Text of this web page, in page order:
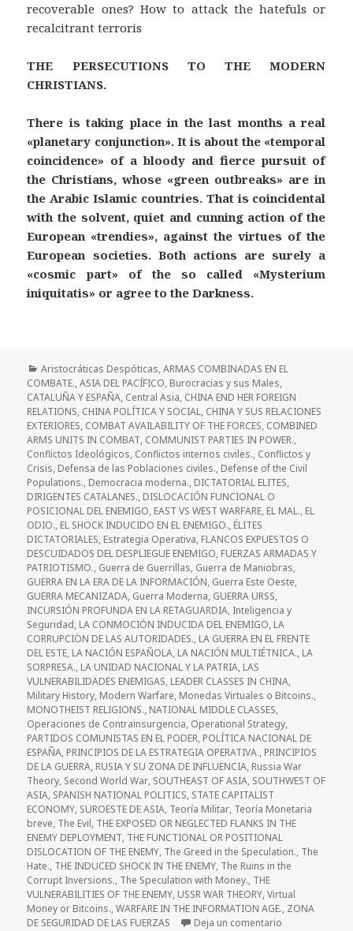
recoverable ones? How to attack the hatefuls or
recalcitrant terroris
THE PERSECUTIONS TO THE MODERN
CHRISTIANS.
There is taking place in the last months a real
«planetary conjunction». It is about the «temporal
coincidence» of a bloody and fierce pursuit of
the Christians, whose «green outbreaks» are in
the Arabic Islamic countries. That is coincidental
with the solvent, quiet and cunning action of the
European «trendies», against the virtues of the
European societies. Both actions are surely a
«cosmic part» of the so called «Mysterium
iniquitatis» or agree to the Darkness.
Categorías
Aristocráticas Despóticas,ARMAS COMBINADAS EN EL
COMBATE.,ASIA DEL PACÍFICO, Burocracias y sus Males,
CATALUÑA Y ESPAÑA, Central Asia, CHINA END HER FOREIGN
RELATIONS, CHINA POLÍTICA Y SOCIAL, CHINA Y SUS RELACIONES
EXTERIORES, COMBAT AVAILABILITY OF THE FORCES, COMBINED
ARMS UNITS IN COMBAT, COMMUNIST PARTIES IN POWER.,
Conflictos Ideológicos, Conflictos internos civiles., Conflictos y
Crisis, Defensa de las Poblaciones civiles., Defense of the Civil
Populations., Democracia moderna., DICTATORIAL ELITES,
DIRIGENTES CATALANES., DISLOCACIÓN FUNCIONAL O
POSICIONAL DEL ENEMIGO, EAST VS WEST WARFARE, EL MAL., EL
ODIO., EL SHOCK INDUCIDO EN EL ENEMIGO., ÉLITES
DICTATORIALES, Estrategia Operativa, FLANCOS EXPUESTOS O
DESCUIDADOS DEL DESPLIEGUE ENEMIGO, FUERZAS ARMADAS Y
PATRIOTISMO., Guerra de Guerrillas, Guerra de Maniobras,
GUERRA EN LA ERA DE LA INFORMACIÓN, Guerra Este Oeste,
GUERRA MECANIZADA, Guerra Moderna, GUERRA URSS,
INCURSIÓN PROFUNDA EN LA RETAGUARDIA, Inteligencia y
Seguridad, LA CONMOCIÓN INDUCIDA DEL ENEMIGO, LA
CORRUPCIÖN DE LAS AUTORIDADES., LA GUERRA EN EL FRENTE
DEL ESTE, LA NACIÓN ESPAÑOLA, LA NACIÓN MULTIÉTNICA., LA
SORPRESA., LA UNIDAD NACIONAL Y LA PATRIA, LAS
VULNERABILIDADES ENEMIGAS, LEADER CLASSES IN CHINA,
Military History, Modern Warfare, Monedas Virtuales o Bitcoins.,
MONOTHEIST RELIGIONS., NATIONAL MIDDLE CLASSES,
Operaciones de Contrainsurgencia, Operational Strategy,
PARTIDOS COMUNISTAS EN EL PODER, POLÍTICA NACIONAL DE
ESPAÑA, PRINCIPIOS DE LA ESTRATEGIA OPERATIVA., PRINCIPIOS
DE LA GUERRA, RUSIA Y SU ZONA DE INFLUENCIA, Russia War
Theory, Second World War, SOUTHEAST OF ASIA, SOUTHWEST OF
ASIA, SPANISH NATIONAL POLITICS, STATE CAPITALIST
ECONOMY, SUROESTE DE ASIA, Teoría Militar, Teoría Monetaria
breve, The Evil, THE EXPOSED OR NEGLECTED FLANKS IN THE
ENEMY DEPLOYMENT, THE FUNCTIONAL OR POSITIONAL
DISLOCATION OF THE ENEMY, The Greed in the Speculation., The
Hate., THE INDUCED SHOCK IN THE ENEMY, The Ruins in the
Corrupt Inversions., The Speculation with Money., THE
VULNERABILITIES OF THE ENEMY, USSR WAR THEORY,Virtual
Money or Bitcoins.,WARFARE IN THE INFORMATION AGE., ZONA
DE SEGURIDAD DE LAS FUERZAS
Deja un comentario